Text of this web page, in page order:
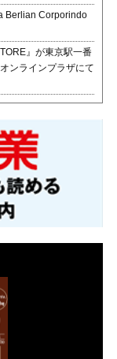
Berlian Corporindo
』が東京駅一番
ンラインプラザにて